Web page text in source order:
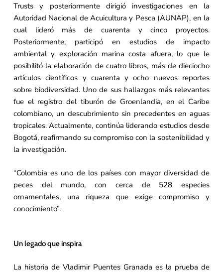
Trusts y posteriormente dirigió investigaciones en la
Autoridad Nacional de Acuicultura y Pesca (AUNAP), en la
cual lideró más de cuarenta y cinco proyectos.
Posteriormente, participó en estudios de impacto
ambiental y exploración marina costa afuera, lo que le
posibilitó la elaboración de cuatro libros, más de dieciocho
artículos científicos y cuarenta y ocho nuevos reportes
sobre biodiversidad. Uno de sus hallazgos más relevantes
fue el registro del tiburón de Groenlandia, en el Caribe
colombiano, un descubrimiento sin precedentes en aguas
tropicales. Actualmente, continúa liderando estudios desde
Bogotá, reafirmando su compromiso con la sostenibilidad y
la investigación.
“Colombia es uno de los países con mayor diversidad de
peces del mundo, con cerca de 528 especies
ornamentales, una riqueza que exige compromiso y
conocimiento”.
Un legado que inspira
La historia de Vladimir Puentes Granada es la prueba de